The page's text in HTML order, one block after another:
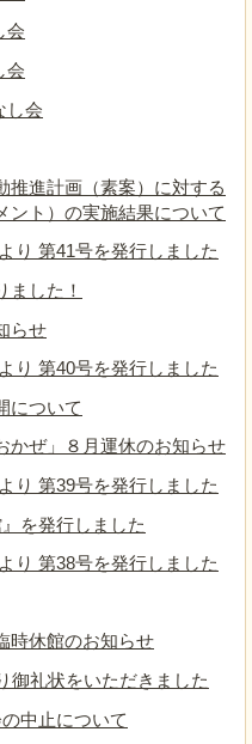
会
会
し会
推進計画（素案）に対する
ント）の実施結果について
り 第41号を発行しました
ました！
らせ
り 第40号を発行しました
について
かぜ」８月運休のお知らせ
り 第39号を発行しました
を発行しました
り 第38号を発行しました
時休館のお知らせ
御礼状をいただきました
中止について